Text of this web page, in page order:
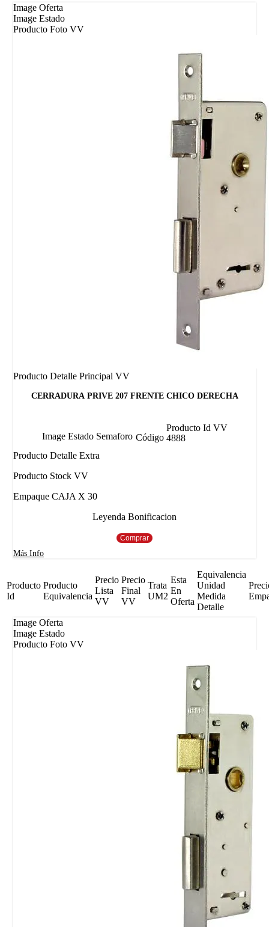
Image Oferta
Image Estado
Producto Foto VV
Producto Detalle Principal VV
CERRADURA PRIVE 207 FRENTE CHICO DERECHA
Image Estado Semaforo Código
Producto Id VV
4888
Producto Detalle Extra
Producto Stock VV
Empaque CAJA X 30
Leyenda Bonificacion
Comprar
Más Info
Producto
Id
Producto
Equivalencia
Precio
Lista
VV
Precio
Final
VV
Trata
UM2
Esta
En
Oferta
Equivalencia
Unidad
Medida
Detalle
Image Oferta
Image Estado
Producto Foto VV